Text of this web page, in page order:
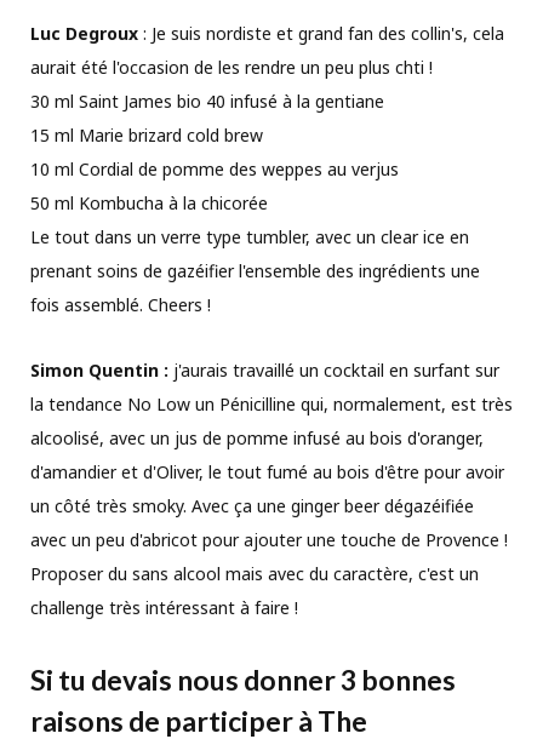
Luc Degroux : Je suis nordiste et grand fan des collin's, cela
aurait été l'occasion de les rendre un peu plus chti !
30 ml Saint James bio 40 infusé à la gentiane
15 ml Marie brizard cold brew
10 ml Cordial de pomme des weppes au verjus
50 ml Kombucha à la chicorée
Le tout dans un verre type tumbler, avec un clear ice en
prenant soins de gazéifier l'ensemble des ingrédients une
fois assemblé. Cheers !
Simon Quentin : j'aurais travaillé un cocktail en surfant sur
la tendance No Low un Pénicilline qui, normalement, est très
alcoolisé, avec un jus de pomme infusé au bois d'oranger,
d'amandier et d'Oliver, le tout fumé au bois d'être pour avoir
un côté très smoky. Avec ça une ginger beer dégazéifiée
avec un peu d'abricot pour ajouter une touche de Provence !
Proposer du sans alcool mais avec du caractère, c'est un
challenge très intéressant à faire !
Si tu devais nous donner 3 bonnes
raisons de participer à The